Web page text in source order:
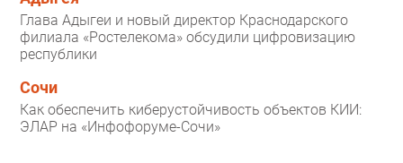
Глава Адыгеи и новый директор Краснодарского
филиала «Ростелекома» обсудили цифровизацию
республики
Сочи
Как обеспечить киберустойчивость объектов КИИ:
ЭЛАР на «Инфофоруме-Сочи»